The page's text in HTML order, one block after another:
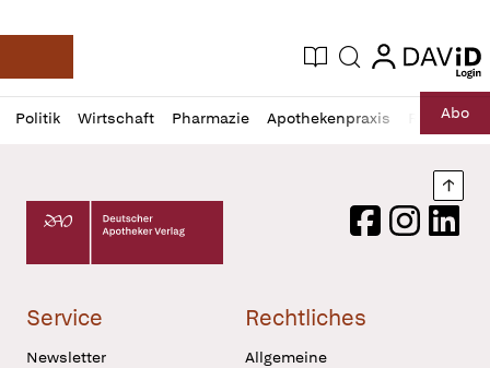
Deutsche Apotheker Zeitung
Aktuelle Ausgabe
Suche login
login
Politik Wirtschaft Pharmazie Apothekenpraxis RechtAbo
Profil
öffnen
Daz
Pur
Deutscher Apotheker Verlag Logo
FacebookInstagram
Service
Newsletter
Rechtliches
Allgemeine